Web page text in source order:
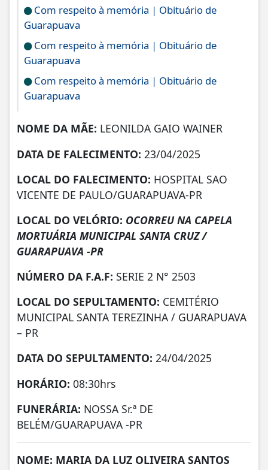
Com respeito à memória | Obituário de
Guarapuava
Com respeito à memória | Obituário de
Guarapuava
Com respeito à memória | Obituário de
Guarapuava
NOME DA MÃE: LEONILDA GAIO WAINER
DATA DE FALECIMENTO: 23/04/2025
LOCAL DO FALECIMENTO: HOSPITAL SAO
VICENTE DE PAULO/GUARAPUAVA-PR
LOCAL DO VELÓRIO: OCORREU NA CAPELA
MORTUÁRIA MUNICIPAL SANTA CRUZ /
GUARAPUAVA -PR
NÚMERO DA F.A.F: SERIE 2 N° 2503
LOCAL DO SEPULTAMENTO: CEMITÉRIO
MUNICIPAL SANTA TEREZINHA / GUARAPUAVA
– PR
DATA DO SEPULTAMENTO: 24/04/2025
HORÁRIO: 08:30hrs
FUNERÁRIA: NOSSA Sr.ª DE
BELÉM/GUARAPUAVA -PR
NOME: MARIA DA LUZ OLIVEIRA SANTOS